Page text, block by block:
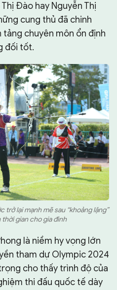
Đào hay Nguyễn Thị
cung thủ đã chinh
tảng chuyên môn ổn định
đối tốt.
trở lại mạnh mẽ sau “khoảng lặng”
thời gian cho gia đình
là niềm hy vọng lớn
tham dự Olympic 2024
cho thấy trình độ của
thi đấu quốc tế dày